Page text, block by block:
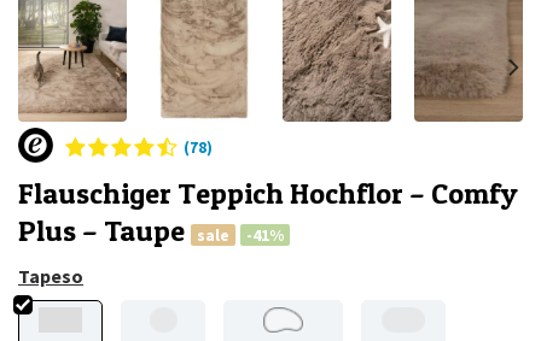
(78)
Flauschiger Teppich Hochflor – Comfy
Plus – Taupe
sale -41%
Tapeso